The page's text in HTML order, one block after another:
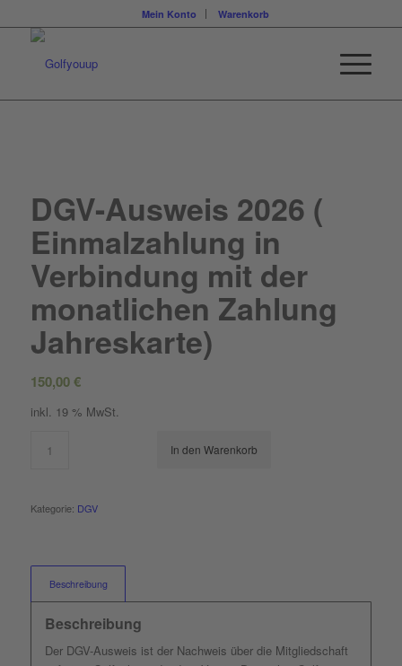
Mein Konto Warenkorb
DGV-Ausweis 2026 (
Einmalzahlung in
Verbindung mit der
monatlichen Zahlung
Jahreskarte)
150,00€
inkl. 19 % MwSt.
In den Warenkorb
Kategorie: DGV
Beschreibung
Beschreibung
Der DGV-Ausweis ist der Nachweis über die Mitgliedschaft